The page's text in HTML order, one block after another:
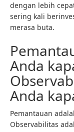
dengan lebih
sering kali
merasa buta.
Anda
Anda
Pemantauan
Observabilitas